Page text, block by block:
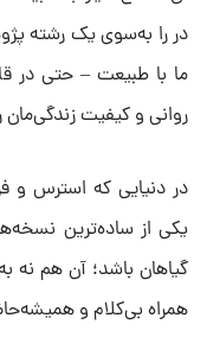
در را به‌سوی یک رشته
ما با طبیعت – حتی در
روانی و کیفیت زندگی‌مان
در دنیایی که استرس و
یکی از ساده‌ترین
گیاهان باشد؛ آن‌ هم نه
همراه بی‌کلام و